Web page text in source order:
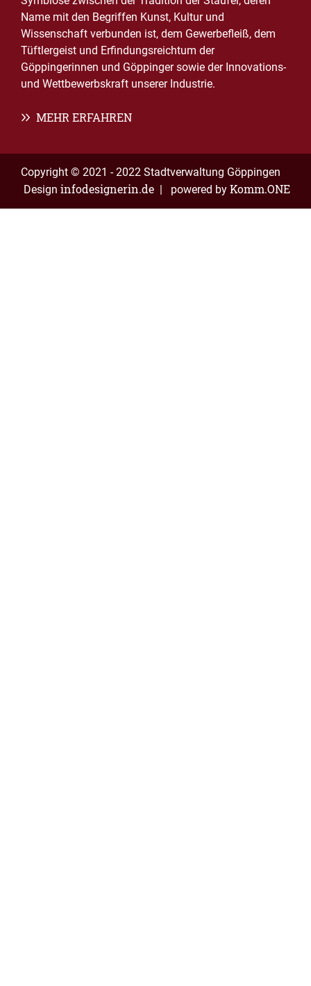
Name mit den Begriffen Kunst, Kultur und
Wissenschaft verbunden ist, dem Gewerbefleiß, dem
Tüftlergeist und Erfindungsreichtum der
Göppingerinnen und Göppinger sowie der Innovations-
und Wettbewerbskraft unserer Industrie.
MEHR ERFAHREN
Copyright © 2021 - 2022 Stadtverwaltung Göppingen
Design infodesignerin.de | powered by Komm.ONE